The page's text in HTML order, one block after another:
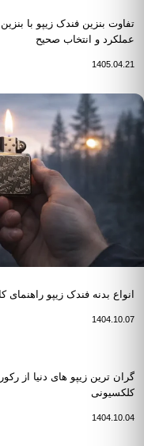
عملکرد و انتخاب صحیح
1405.04.21
انواع بدنه فندک زیپو
1404.10.07
گران ترین زیپو های دنیا از
کلکسیونی
1404.10.04